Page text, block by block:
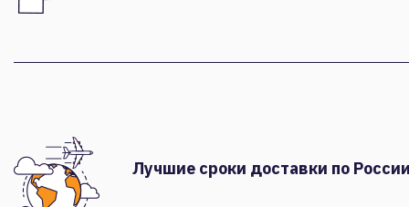
Лучшие сроки доставки по